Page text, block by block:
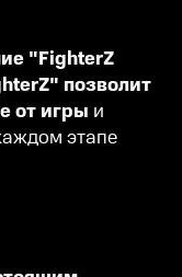
"FighterZ
позволит
от игры и
этапе